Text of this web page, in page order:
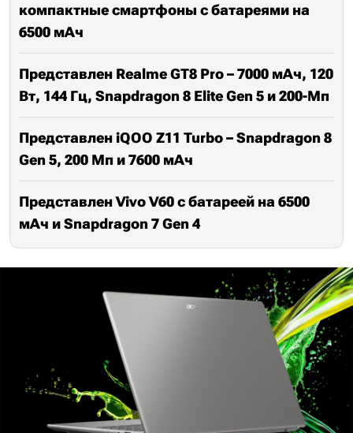
компактные смартфоны с батареями на
6500 мАч
Представлен Realme GT8 Pro – 7000 мАч, 120
Вт, 144 Гц, Snapdragon 8 Elite Gen 5 и 200-Мп
Представлен iQOO Z11 Turbo – Snapdragon 8
Gen 5, 200 Мп и 7600 мАч
Представлен Vivo V60 с батареей на 6500
мАч и Snapdragon 7 Gen 4